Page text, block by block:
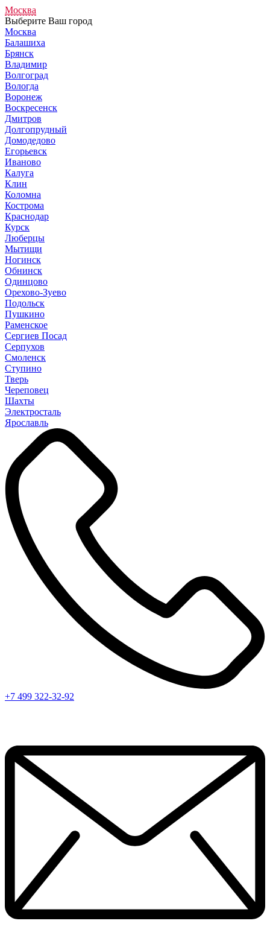
Москва
Выберите Ваш город
Москва
Балашиха
Брянск
Владимир
Волгоград
Вологда
Воронеж
Воскресенск
Дмитров
Долгопрудный
Домодедово
Егорьевск
Иваново
Калуга
Клин
Коломна
Кострома
Краснодар
Курск
Люберцы
Мытищи
Ногинск
Обнинск
Одинцово
Орехово-Зуево
Подольск
Пушкино
Раменское
Сергиев Посад
Серпухов
Смоленск
Ступино
Тверь
Череповец
Шахты
Электросталь
Ярославль
+7 499 322-32-92